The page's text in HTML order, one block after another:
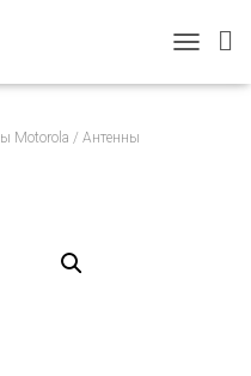
O
Motorola / Антенны